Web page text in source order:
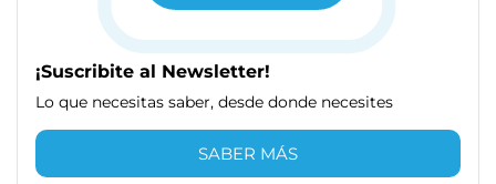
¡Suscribite al Newsletter!
Lo que necesitas saber, desde donde necesites
SABER MÁS